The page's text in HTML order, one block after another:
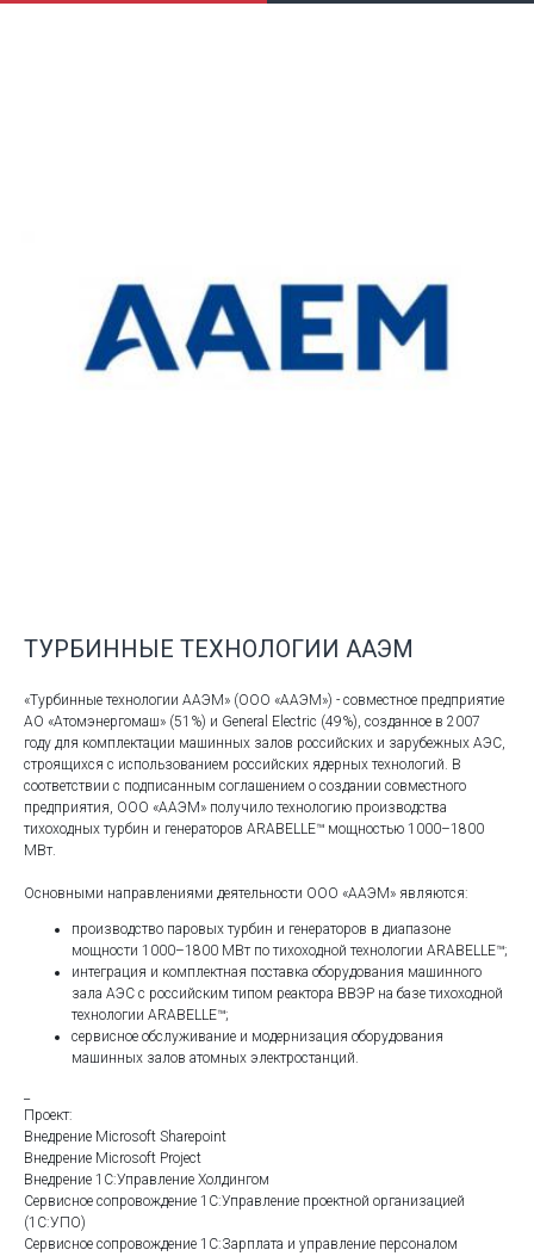
ТУРБИННЫЕ ТЕХНОЛОГИИ ААЭМ
«Турбинные технологии ААЭМ» (ООО «ААЭМ») - совместное предприятие
АО «Атомэнергомаш» (51%) и General Electric (49%), созданное в 2007
году для комплектации машинных залов российских и зарубежных АЭС,
строящихся с использованием российских ядерных технологий. В
соответствии с подписанным соглашением о создании совместного
предприятия, ООО «ААЭМ» получило технологию производства
тихоходных турбин и генераторов ARABELLE™ мощностью 1000–1800
МВт.
Основными направлениями деятельности ООО «ААЭМ» являются:
производство паровых турбин и генераторов в диапазоне
мощности 1000–1800 МВт по тихоходной технологии ARABELLE™;
интеграция и комплектная поставка оборудования машинного
зала АЭС с российским типом реактора ВВЭР на базе тихоходной
технологии ARABELLE™;
сервисное обслуживание и модернизация оборудования
машинных залов атомных электростанций.
Проект:
Внедрение Microsoft Sharepoint
Внедрение Microsoft Project
Внедрение 1С:Управление Холдингом
Сервисное сопровождение 1С:Управление проектной организацией
(1С:УПО)
Сервисное сопровождение 1С:Зарплата и управление персоналом